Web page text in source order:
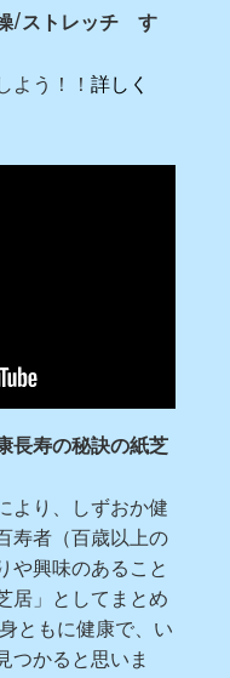
/ストレッチ す
よう！！ 詳しく
長寿の秘訣の紙芝
より、しずおか健
寿者（百歳以上の
や興味のあること
居」としてまとめ
ともに健康で、い
つかると思いま